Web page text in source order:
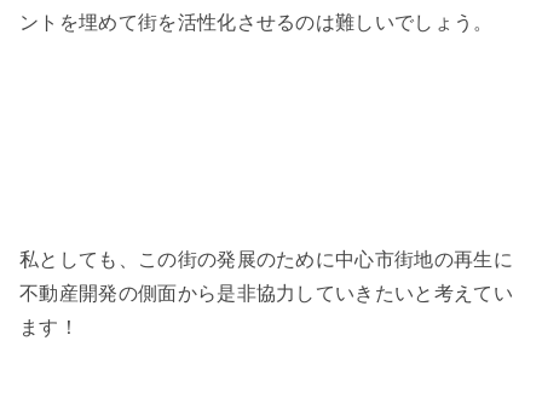
ントを埋めて街を活性化させるのは難しいでしょう。
私としても、この街の発展のために中心市街地の再生に
不動産開発の側面から是非協力していきたいと考えてい
ます！